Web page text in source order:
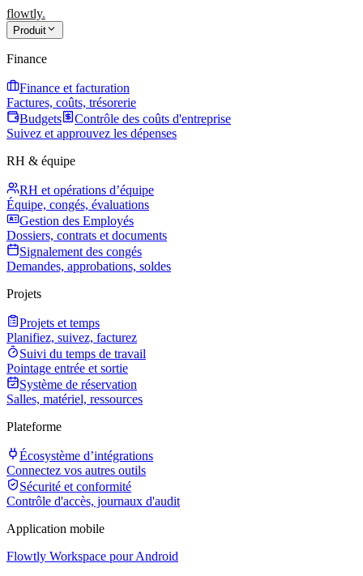
flowtly.
Produit
Finance
Finance et facturation
Factures, coûts, trésorerie
Budgets
Contrôle des coûts d'entreprise
Suivez et approuvez les dépenses
RH & équipe
RH et opérations d’équipe
Équipe, congés, évaluations
Gestion des Employés
Dossiers, contrats et documents
Signalement des congés
Demandes, approbations, soldes
Projets
Projets et temps
Planifiez, suivez, facturez
Suivi du temps de travail
Pointage entrée et sortie
Système de réservation
Salles, matériel, ressources
Plateforme
Écosystème d’intégrations
Connectez vos autres outils
Sécurité et conformité
Contrôle d'accès, journaux d'audit
Application mobile
Flowtly Workspace pour Android